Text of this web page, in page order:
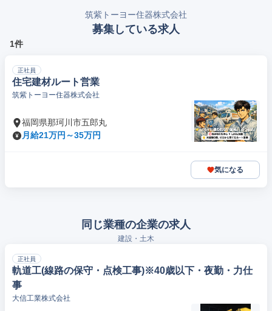
筑紫トーヨー住器株式会社
募集している求人
1件
正社員
住宅建材ルート営業
筑紫トーヨー住器株式会社
福岡県那珂川市五郎丸
月給21万円～35万円
気になる
同じ業種の企業の求人
建設・土木
正社員
軌道工(線路の保守・点検工事)※40歳以下・夜勤・力仕
事
大信工業株式会社